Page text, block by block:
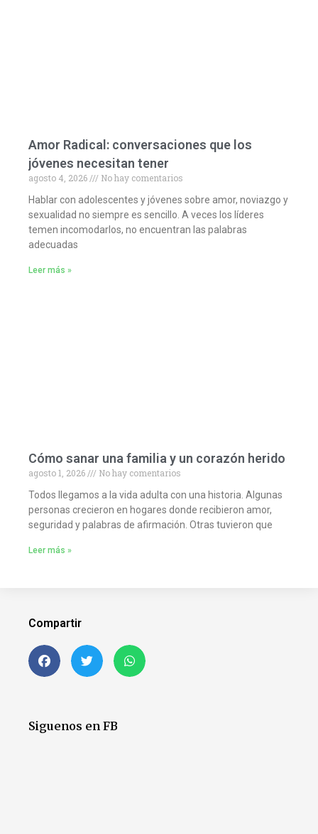
Amor Radical: conversaciones que los
jóvenes necesitan tener
agosto 4, 2026
No hay comentarios
Hablar con adolescentes y jóvenes sobre amor, noviazgo y
sexualidad no siempre es sencillo. A veces los líderes
temen incomodarlos, no encuentran las palabras
adecuadas
Leer más »
Cómo sanar una familia y un corazón herido
agosto 1, 2026
No hay comentarios
Todos llegamos a la vida adulta con una historia. Algunas
personas crecieron en hogares donde recibieron amor,
seguridad y palabras de afirmación. Otras tuvieron que
Leer más »
Compartir
Siguenos en FB